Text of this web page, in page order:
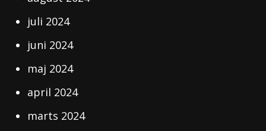
juli 2024
juni 2024
maj 2024
april 2024
marts 2024